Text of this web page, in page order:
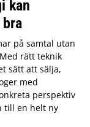
kan
på samtal utan
rätt teknik
sätt att sälja,
med
perspektiv
till en helt ny